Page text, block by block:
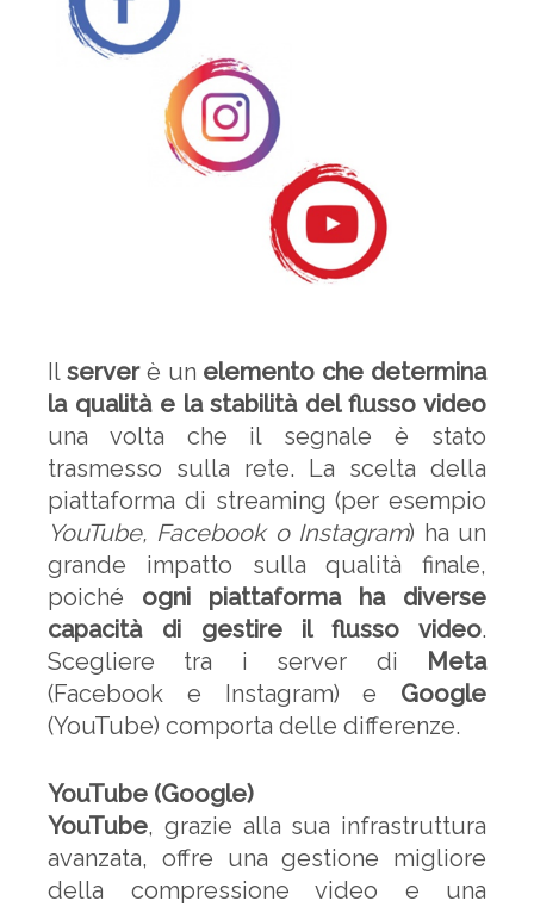
Il serverè un elemento che determina
la qualità e la stabilità del flusso video
una volta che il segnale è stato
trasmesso sulla rete. La scelta della
piattaforma di streaming (per esempio
YouTube, Facebook o Instagram) ha un
grande impatto sulla qualità finale,
poiché ogni piattaforma ha diverse
capacità di gestire il flusso video.
Scegliere tra i server di Meta
(Facebook e Instagram) e Google
(YouTube) comporta delle differenze.
YouTube (Google)
YouTube, grazie alla sua infrastruttura
avanzata, offre una gestione migliore
della compressione video e una